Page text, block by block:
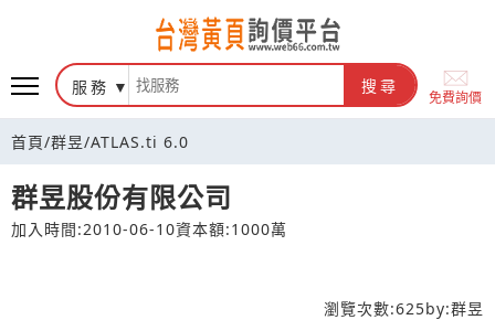
台灣黃頁詢價平台
服務 搜尋
免費詢價
首頁/群昱/ATLAS.ti 6.0
群昱股份有限公司
加入時間:2010-06-10資本額:1000萬
瀏覽次數:625by:群昱